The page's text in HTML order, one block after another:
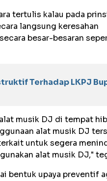
tertulis kalau pada
langsung keresahan
besar-besaran
Terhadap LKPJ
musik DJ di tempat
alat musik DJ
untuk segera
alat musik DJ,"
bentuk upaya preventif